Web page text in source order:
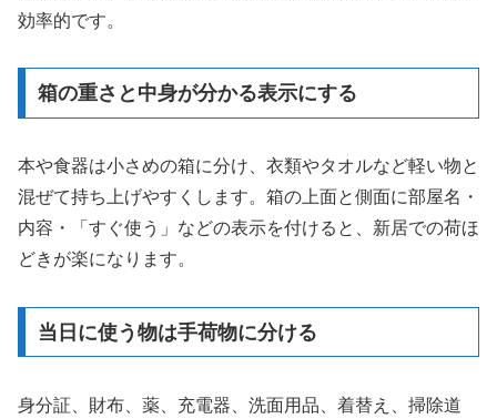
効率的です。
箱の重さと中身が分かる表示にする
本や食器は小さめの箱に分け、衣類やタオルなど軽い物と
混ぜて持ち上げやすくします。箱の上面と側面に部屋名・
内容・「すぐ使う」などの表示を付けると、新居での荷ほ
どきが楽になります。
当日に使う物は手荷物に分ける
身分証、財布、薬、充電器、洗面用品、着替え、掃除道